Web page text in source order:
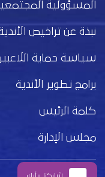
المسؤولية
نبذة عن تراخيص
سياسة حماية
برامج تطوير الأندية
كلمة الرئيس
مجلس الإدارة